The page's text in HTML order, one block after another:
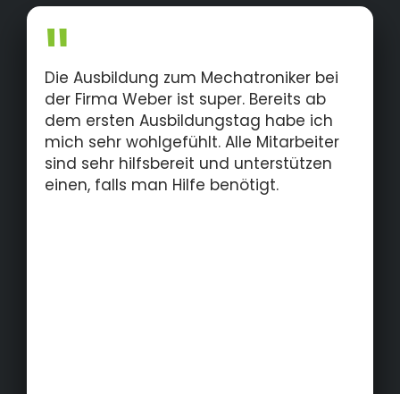
befindet sich im oberfränkischen Kronach in
Deutschland. Die Geschäftsführer sind Dr.-
Ing. Markus Weber und Ludwig Weber M.Sc.
Die Ausbildung zum Mechatroniker bei
der Firma Weber ist super. Bereits ab
dem ersten Ausbildungstag habe ich
mich sehr wohlgefühlt. Alle Mitarbeiter
sind sehr hilfsbereit und unterstützen
einen, falls man Hilfe benötigt.